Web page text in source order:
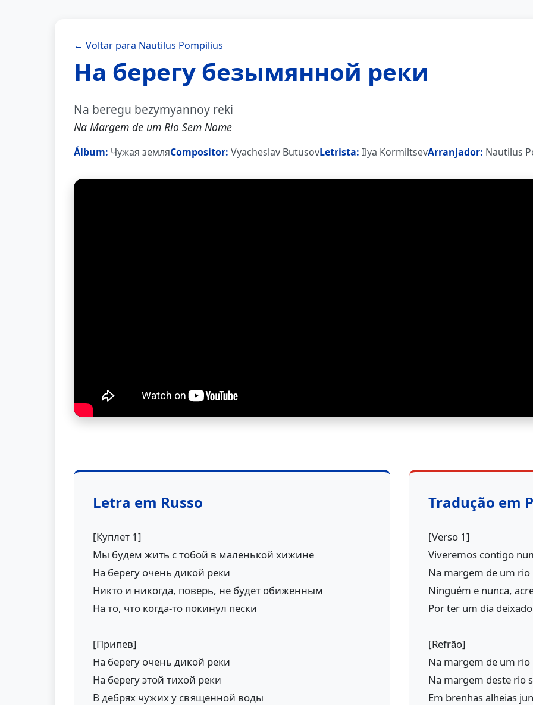
← Voltar para Nautilus Pompilius
На берегу безымянной реки
Na beregu bezymyannoy reki
Na Margem de um Rio Sem Nome
Álbum: Чужая земляCompositor: Vyacheslav ButusovLetrista: Ilya KormiltsevArranjador: Nautilus
Letra em Russo
[Куплет 1]
Мы будем жить с тобой в маленькой хижине
На берегу очень дикой реки
Никто и никогда, поверь, не будет обиженным
На то, что когда-то покинул пески
[Припев]
На берегу очень дикой реки
На берегу этой тихой реки
В дебрях чужих у священной воды
Tradução em
[Verso 1]
Viveremos contigo
Na margem de um
Ninguém e nunca,
Por ter um dia
[Refrão]
Na margem de um
Na margem deste rio
Em brenhas alheias